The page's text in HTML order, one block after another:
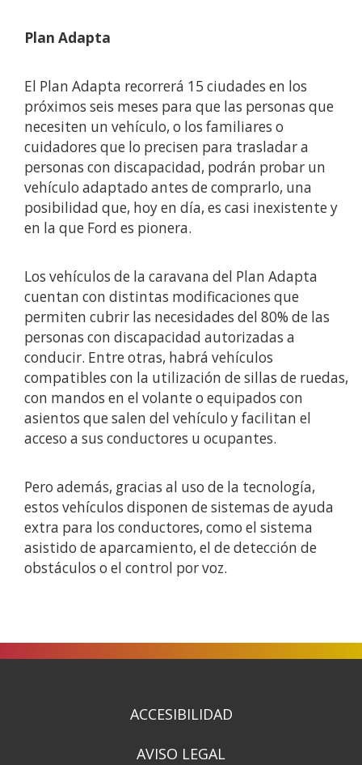
Plan Adapta
El Plan Adapta recorrerá 15 ciudades en los
próximos seis meses para que las personas que
necesiten un vehículo, o los familiares o
cuidadores que lo precisen para trasladar a
personas con discapacidad, podrán probar un
vehículo adaptado antes de comprarlo, una
posibilidad que, hoy en día, es casi inexistente y
en la que Ford es pionera.
Los vehículos de la caravana del Plan Adapta
cuentan con distintas modificaciones que
permiten cubrir las necesidades del 80% de las
personas con discapacidad autorizadas a
conducir. Entre otras, habrá vehículos
compatibles con la utilización de sillas de ruedas,
con mandos en el volante o equipados con
asientos que salen del vehículo y facilitan el
acceso a sus conductores u ocupantes.
Pero además, gracias al uso de la tecnología,
estos vehículos disponen de sistemas de ayuda
extra para los conductores, como el sistema
asistido de aparcamiento, el de detección de
obstáculos o el control por voz.
ACCESIBILIDAD
AVISO LEGAL